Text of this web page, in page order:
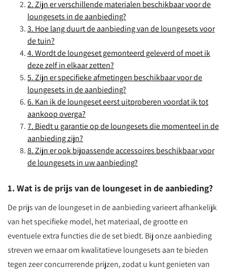
2. Zijn er verschillende materialen beschikbaar voor de
loungesets in de aanbieding?
3. Hoe lang duurt de aanbieding van de loungesets voor
de tuin?
4. Wordt de loungeset gemonteerd geleverd of moet ik
deze zelf in elkaar zetten?
5. Zijn er specifieke afmetingen beschikbaar voor de
loungesets in de aanbieding?
6. Kan ik de loungeset eerst uitproberen voordat ik tot
aankoop overga?
7. Biedt u garantie op de loungesets die momenteel in de
aanbieding zijn?
8. Zijn er ook bijpassende accessoires beschikbaar voor
de loungesets in uw aanbieding?
1. Wat is de prijs van de loungeset in de aanbieding?
De prijs van de loungeset in de aanbieding varieert afhankelijk
van het specifieke model, het materiaal, de grootte en
eventuele extra functies die de set biedt. Bij onze aanbieding
streven we ernaar om kwalitatieve loungesets aan te bieden
tegen zeer concurrerende prijzen, zodat u kunt genieten van